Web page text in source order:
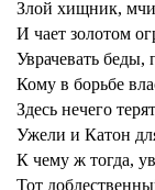
Злой хищник,
И чает золотом
Уврачевать
Кому в борьбе
Здесь нечего
Ужели и Катон
К чему ж тогда,
Тот